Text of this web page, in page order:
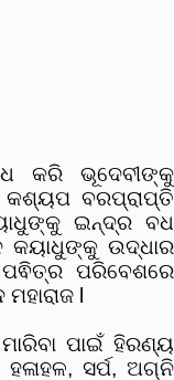
କରି ଭୂଦେବୀଙ୍କୁ
କଶ୍ୟପ ବରପ୍ରାପ୍ତି
ଇନ୍ଦ୍ର ବଧ
କୟାଧୁଙ୍କୁ ଉଦ୍ଧାର
ପରିବେଶରେ
l
ପାଇଁ ହିରଣ୍ୟ
ସର୍ପ, ଅଗ୍ନି